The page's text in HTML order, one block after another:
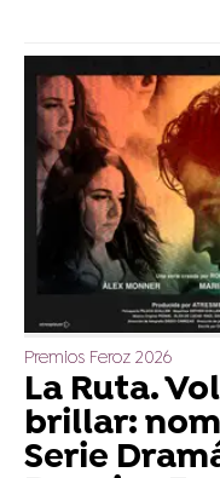
Premios Feroz 2026
La Ruta.
brillar:
Serie